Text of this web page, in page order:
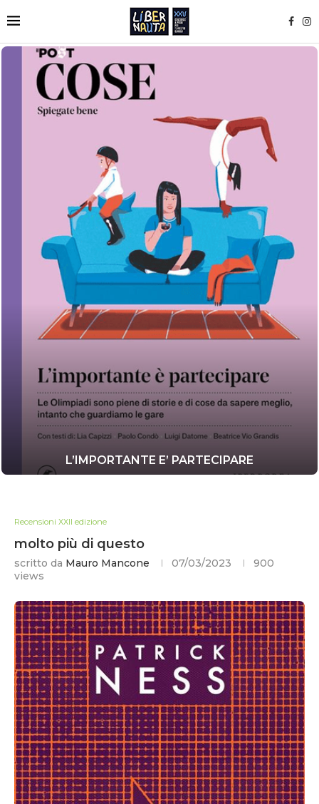
L’IMPORTANTE E’ PARTECIPARE
Recensioni XXII edizione
molto più di questo
scritto da Mauro Mancone 07/03/2023
900
views